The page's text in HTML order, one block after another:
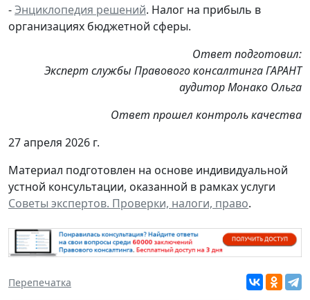
-Энциклопедия решений. Налог на прибыль в
организациях бюджетной сферы.
Ответ подготовил:
Эксперт службы Правового консалтинга ГАРАНТ
аудитор Монако Ольга
Ответ прошел контроль качества
27 апреля 2026 г.
Материал подготовлен на основе индивидуальной
устной консультации, оказанной в рамках услуги
Советы экспертов. Проверки, налоги, право.
Перепечатка